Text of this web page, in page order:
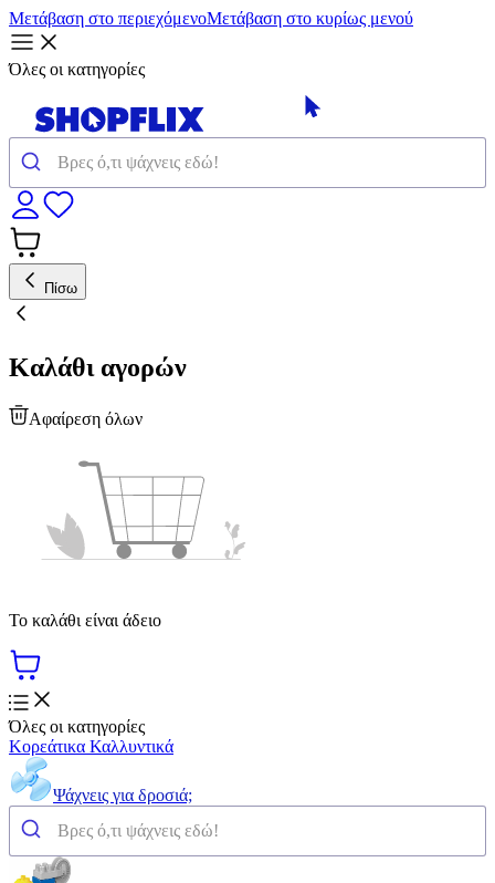
Μετάβαση στο περιεχόμενοΜετάβαση στο κυρίως μενού
Όλες οι κατηγορίες
Πίσω
Καλάθι αγορών
Αφαίρεση όλων
Το καλάθι είναι άδειο
Όλες οι κατηγορίες
Κορεάτικα Καλλυντικά
Ψάχνεις για δροσιά;